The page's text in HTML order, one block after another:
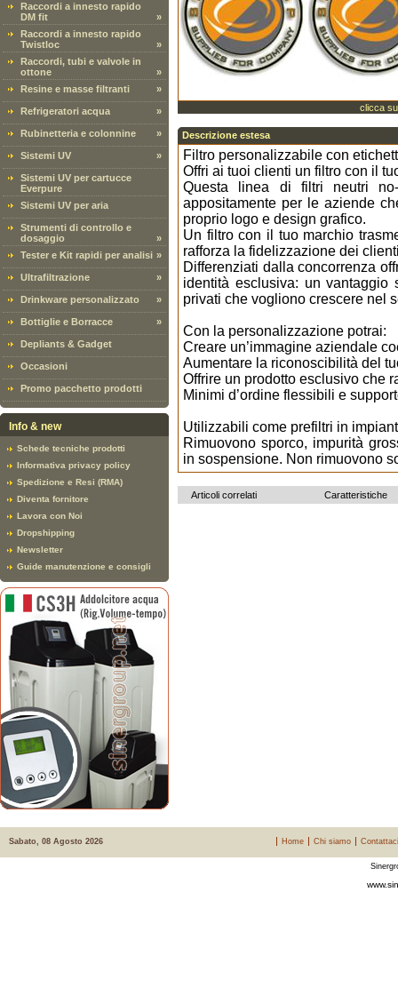
Raccordi a innesto rapido
DM fit
»
Raccordi a innesto rapido
Twistloc
»
Raccordi, tubi e valvole in
ottone
»
Resine e masse filtranti
»
Refrigeratori acqua »
Rubinetteria e colonnine »
Sistemi UV »
Sistemi UV per cartucce
Everpure
Sistemi UV per aria
Strumenti di controllo e
dosaggio
»
Tester e Kit rapidi per analisi »
Ultrafiltrazione »
Drinkware personalizzato »
Bottiglie e Borracce »
Depliants & Gadget
Occasioni
Promo pacchetto prodotti
Info & new
Schede tecniche prodotti
Informativa privacy policy
Spedizione e Resi (RMA)
Diventa fornitore
Lavora con Noi
Dropshipping
Newsletter
Guide manutenzione e consigli
clicca
Descrizione estesa
Filtro personalizzabile con
Offri ai tuoi clienti un filtro con il
Questa linea di filtri neutri
appositamente per le aziende
proprio logo e design grafico.
Un filtro con il tuo marchio
rafforza la fidelizzazione dei
Differenziati dalla concorrenza
identità esclusiva: un vantaggio
privati che vogliono crescere nel
Con la personalizzazione potrai:
Creare un’immagine aziendale
Aumentare la riconoscibilità del
Offrire un prodotto esclusivo che
Minimi d’ordine flessibili e
Utilizzabili come prefiltri in
Rimuovono sporco, impurità
in sospensione. Non rimuovono
Articoli correlati Caratteristiche
Sabato, 08 Agosto 2026 Home Chi siamo Contattaci